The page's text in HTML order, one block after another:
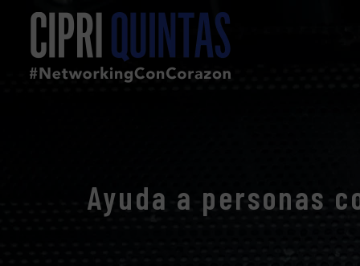
Ayuda a personas